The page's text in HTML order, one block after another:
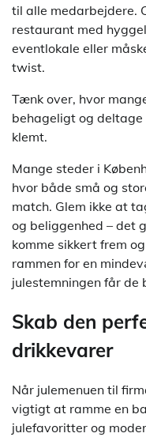
til alle medarbejdere.
restaurant med
eventlokale eller
twist.
Tænk over, hvor
behageligt og deltage
klemt.
Mange steder i
hvor både små og
match. Glem ikke at
og beliggenhed – det
komme sikkert frem
rammen for en
julestemningen får de
Skab den
drikkevarer
Når julemenuen til
vigtigt at ramme en
julefavoritter og